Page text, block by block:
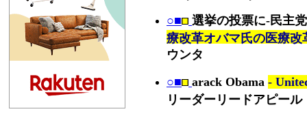
○■ 選挙の投票に-民主党
療改革オバマ氏の医療改
ウンタ
○■ arack Obama -
リーダーリードアピール